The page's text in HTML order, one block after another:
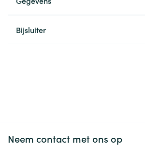
Bijsluiter
Neem contact met ons op